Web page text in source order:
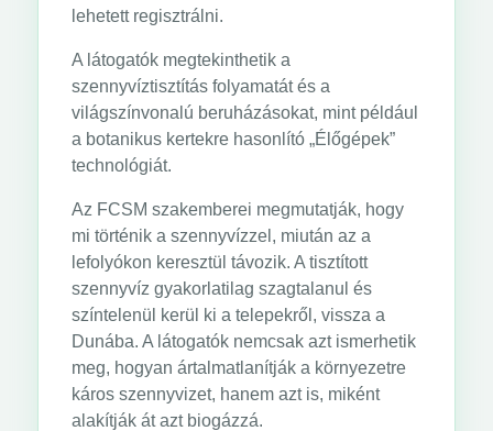
lehetett regisztrálni.
A látogatók megtekinthetik a
szennyvíztisztítás folyamatát és a
világszínvonalú beruházásokat, mint például
a botanikus kertekre hasonlító „Élőgépek”
technológiát.
Az FCSM szakemberei megmutatják, hogy
mi történik a szennyvízzel, miután az a
lefolyókon keresztül távozik. A tisztított
szennyvíz gyakorlatilag szagtalanul és
színtelenül kerül ki a telepekről, vissza a
Dunába. A látogatók nemcsak azt ismerhetik
meg, hogyan ártalmatlanítják a környezetre
káros szennyvizet, hanem azt is, miként
alakítják át azt biogázzá.